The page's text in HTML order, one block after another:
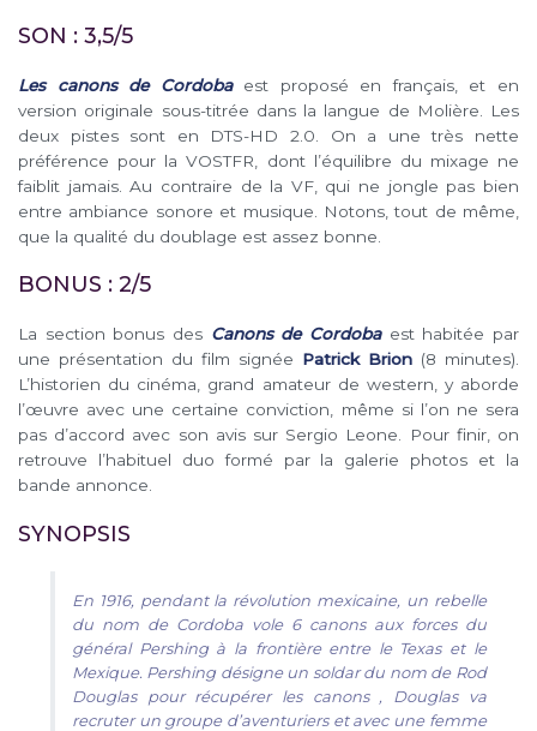
SON : 3,5/5
Les canons de Cordobaest proposé en français, et en
version originale sous-titrée dans la langue de Molière. Les
deux pistes sont en DTS-HD 2.0. On a une très nette
préférence pour la VOSTFR, dont l’équilibre du mixage ne
faiblit jamais. Au contraire de la VF, qui ne jongle pas bien
entre ambiance sonore et musique. Notons, tout de même,
que la qualité du doublage est assez bonne.
BONUS : 2/5
La section bonus des Canons de Cordobaest habitée par
une présentation du film signée Patrick Brion (8 minutes).
L’historien du cinéma, grand amateur de western, y aborde
l’œuvre avec une certaine conviction, même si l’on ne sera
pas d’accord avec son avis sur Sergio Leone. Pour finir, on
retrouve l’habituel duo formé par la galerie photos et la
bande annonce.
SYNOPSIS
En 1916, pendant la révolution mexicaine, un rebelle
du nom de Cordoba vole 6 canons aux forces du
général Pershing à la frontière entre le Texas et le
Mexique. Pershing désigne un soldar du nom de Rod
Douglas pour récupérer les canons , Douglas va
recruter un groupe d’aventuriers et avec une femme